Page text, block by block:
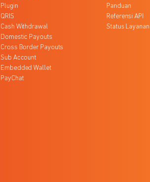
Plugin
QRIS
Cash Withdrawal
Domestic Payouts
Cross Border Payouts
Sub Account
Embedded Wallet
PayChat
Panduan
Referensi API
Status Layanan